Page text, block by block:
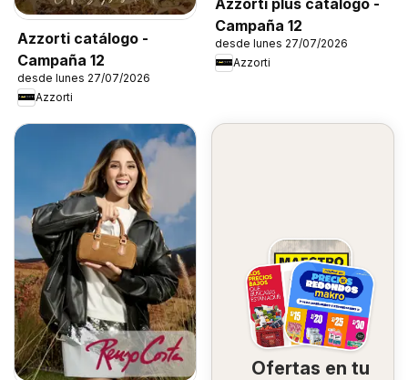
Azzorti catálogo -
Campaña 12
desde lunes 27/07/2026
Azzorti
Campaña 12
desde lunes 27/07/2026
Azzorti
Ofertas en tu